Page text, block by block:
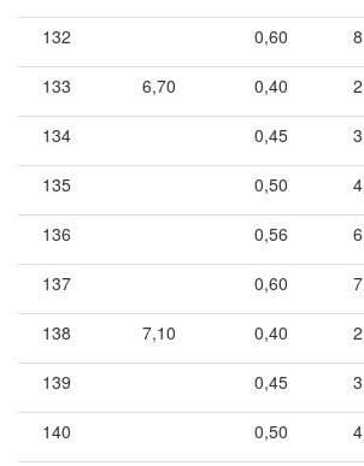
132 0,60
133 6,70 0,40
134 0,45
135 0,50
136 0,56
137 0,60
138 7,10 0,40
139 0,45
140 0,50